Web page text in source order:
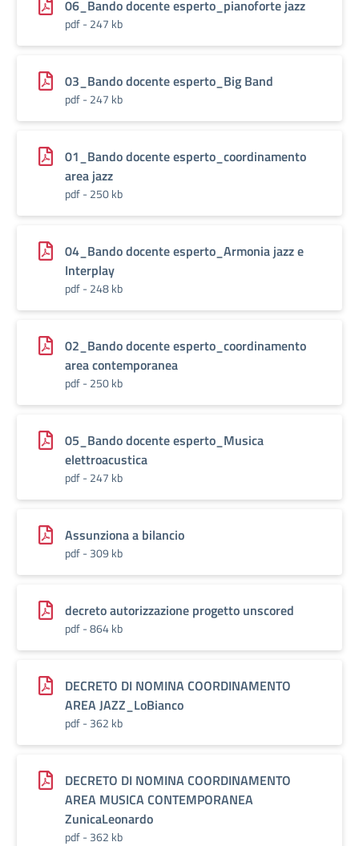
06_Bando docente esperto_pianoforte jazz
pdf - 247 kb
03_Bando docente esperto_Big Band
pdf - 247 kb
01_Bando docente esperto_coordinamento
area jazz
pdf - 250 kb
04_Bando docente esperto_Armonia jazz e
Interplay
pdf - 248 kb
02_Bando docente esperto_coordinamento
area contemporanea
pdf - 250 kb
05_Bando docente esperto_Musica
elettroacustica
pdf - 247 kb
Assunziona a bilancio
pdf - 309 kb
decreto autorizzazione progetto unscored
pdf - 864 kb
DECRETO DI NOMINA COORDINAMENTO
AREA JAZZ_LoBianco
pdf - 362 kb
DECRETO DI NOMINA COORDINAMENTO
AREA MUSICA CONTEMPORANEA
ZunicaLeonardo
pdf - 362 kb